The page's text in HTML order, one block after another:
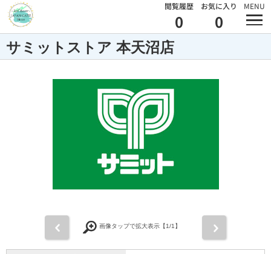
閲覧履歴
0
お気に入り
0
MENU
サミットストア 本天沼店
画像タップで拡大表示【1/1】